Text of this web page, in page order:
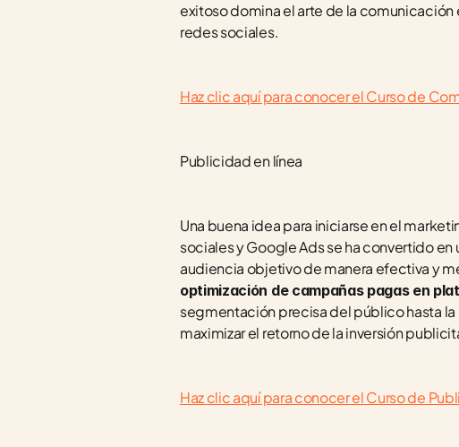
exitoso domina el arte de la
redes sociales.
Haz clic aquí para conocer el Curso de
Publicidad en línea
Una buena idea para iniciarse en el
sociales y Google Ads se ha convertido
audiencia objetivo de manera efectiva y
optimización de campañas pagas en
segmentación precisa del público hasta
maximizar el retorno de la inversión
Haz clic aquí para conocer el Curso de